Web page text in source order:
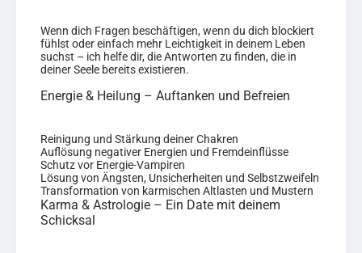
Wenn dich Fragen beschäftigen, wenn du dich blockiert
fühlst oder einfach mehr Leichtigkeit in deinem Leben
suchst – ich helfe dir, die Antworten zu finden, die in
deiner Seele bereits existieren.
Energie & Heilung – Auftanken und Befreien
Reinigung und Stärkung deiner Chakren
Auflösung negativer Energien und Fremdeinflüsse
Schutz vor Energie-Vampiren
Lösung von Ängsten, Unsicherheiten und Selbstzweifeln
Transformation von karmischen Altlasten und Mustern
Karma & Astrologie – Ein Date mit deinem
Schicksal